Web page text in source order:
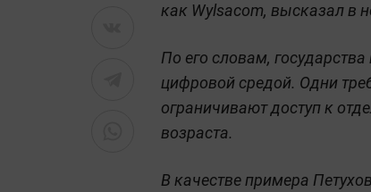
как Wylsacom, высказал в
По его словам,
цифровой средой. Одни
ограничивают доступ к
возраста.
В качестве примера